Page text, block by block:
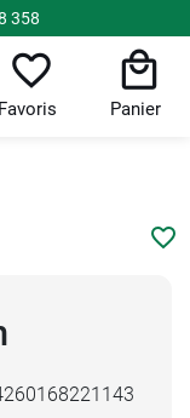
358
Favoris Panier